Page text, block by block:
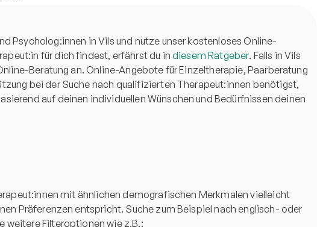
Psycholog:innen in Vils und nutze unser kostenloses Online-
für dich findest, erfährst du in diesem Ratgeber. Falls in Vils
Beratung an. Online-Angebote für Einzeltherapie, Paarberatung
bei der Suche nach qualifizierten Therapeut:innen benötigst,
auf deinen individuellen Wünschen und Bedürfnissen deinen
mit ähnlichen demografischen Merkmalen vielleicht
Präferenzen entspricht. Suche zum Beispiel nach englisch- oder
weitere Filteroptionen wie z.B.: